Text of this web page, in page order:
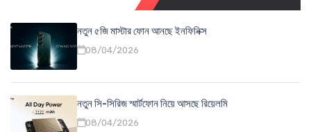
নতুন ৫জি মাস্টার ফোন আনছে ইনফিনিক্স
08/04/2026
নতুন সি-সিরিজ স্মার্টফোন নিয়ে আসছে রিয়েলমি
08/04/2026